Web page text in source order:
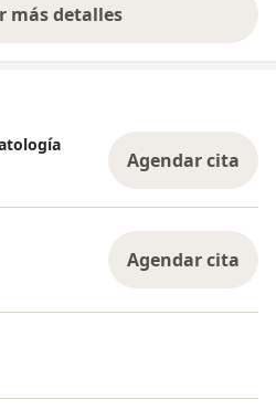
más detalles
sobre la experiencia
Agendar cita
Agendar cita